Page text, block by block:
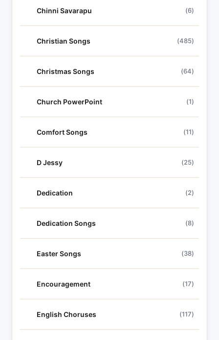
Chinni Savarapu (6)
Christian Songs (485)
Christmas Songs (64)
Church PowerPoint (1)
Comfort Songs (11)
D Jessy (25)
Dedication (2)
Dedication Songs (8)
Easter Songs (38)
Encouragement (17)
English Choruses (117)